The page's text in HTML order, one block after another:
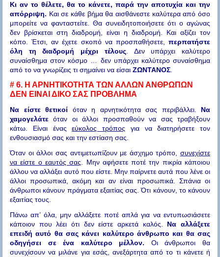
Κι αν το θέλετε, θα το κάνετε, παρά την αποτυχία και την
απόρριψη. Και σε κάθε βήμα θα αισθάνεστε καλύτερα από όσο
μπορείτε να φανταστείτε. Θα συνειδητοποιήσετε ότι ο αγώνας
δεν βρίσκεται στη διαδρομή, είναι η διαδρομή. Και αξίζει τον
κόπο. Έτσι, αν έχετε σκοπό να προσπαθήσετε, περπατήστε
όλη τη διαδρομή μέχρι τέλους. Δεν υπάρχει καλύτερο
συναίσθημα στον κόσμο … δεν υπάρχει καλύτερο συναίσθημα
από το να γνωρίζεις τι σημαίνει να είσαι ΖΩΝΤΑΝΟΣ
# 6. Η ΑΡΝΗΤΙΚΟΤΗΤΑ ΤΩΝ ΑΛΛΩΝ ΑΝΘΡΩΠΩΝ
ΔΕΝ ΕΙΝΑΙ ΔΙΚΟ ΣΑΣ ΠΡΟΒΛΗΜΑ
Να είστε θετικοί όταν η αρνητικότητα σας περιβάλλει. Να
χαμογελάτε όταν οι άλλοι προσπαθούν να σας τραβήξουν
κάτω. Είναι έναςεύκολος τρόπος για να διατηρήσετε τον
ενθουσιασμό σας και την εστίαση σας.
Όταν οι άλλοι σας αντιμετωπίζουν με άσχημο τρόπο, συνεχίστε
να είστε ο εαυτός σας . Μην αφήσετε ποτέ την πικρία κάποιου
άλλου να αλλάξει αυτό που είστε. Μην παίρνετε αυτά που λένε οι
άλλοι προσωπικά, ακόμη και αν είναι προσωπικά. Σπάνια οι
άνθρωποι κάνουν πράγματα εξαιτίας σας. Ότι κάνουν, το κάνουν
εξαιτίας τους.
Πάνω απ’ όλα, μην αλλάξετε ποτέ απλά για να εντυπωσιάσετε
κάποιον που λέει ότι δεν είστε αρκετά καλός. Να αλλάξετε
επειδή αυτό θα σας κάνει καλύτερο άνθρωπο και θα σας
οδηγήσει σε ένα καλύτερο μέλλον. Οι άνθρωποι θα
συνεχίσουν να μιλάνε για εσάς, ανεξάρτητα από το τι κάνετε ή